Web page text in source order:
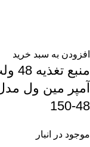
افزودن به سبد خرید
150-48
موجود در انبار